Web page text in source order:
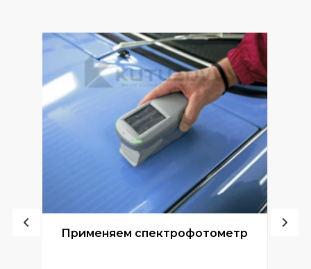
Применяем спектрофотометр